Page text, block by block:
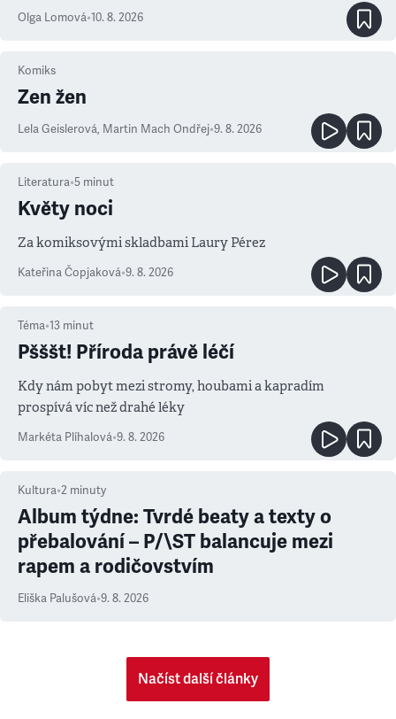
Olga Lomová•10. 8. 2026
Komiks
Zen žen
Lela Geislerová, Martin Mach Ondřej•9. 8. 2026
Literatura•5 minut
Květy noci
Za komiksovými skladbami Laury Pérez
Kateřina Čopjaková•9. 8. 2026
Téma•13 minut
Pšššt! Příroda právě léčí
Kdy nám pobyt mezi stromy, houbami a kapradím
prospívá víc než drahé léky
Markéta Plíhalová•9. 8. 2026
Kultura•2 minuty
Album týdne: Tvrdé beaty a texty o
přebalování – P/\ST balancuje mezi
rapem a rodičovstvím
Eliška Palušová•9. 8. 2026
Načíst další články